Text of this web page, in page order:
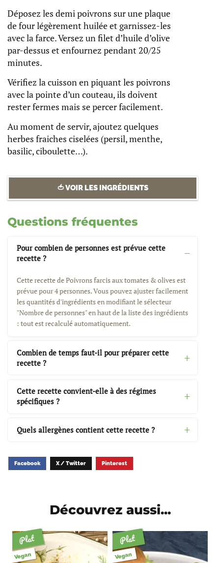
Déposez les demi poivrons sur une plaque
de four légèrement huilée et garnissez-les
avec la farce. Versez un filet d’huile d’olive
par-dessus et enfournez pendant 20/25
minutes.
Vérifiez la cuisson en piquant les poivrons
avec la pointe d’un couteau, ils doivent
rester fermes mais se percer facilement.
Au moment de servir, ajoutez quelques
herbes fraiches ciselées (persil, menthe,
basilic, ciboulette…).
🍅 VOIR LES INGRÉDIENTS
Questions fréquentes
Pour combien de personnes est prévue cette
recette ?
Cette recette de Poivrons farcis aux tomates & olives est
prévue pour 4 personnes. Vous pouvez ajuster facilement
les quantités d'ingrédients en modifiant le sélecteur
"Nombre de personnes" en haut de la liste des ingrédients
: tout est recalculé automatiquement.
Combien de temps faut-il pour préparer cette
recette ?
Cette recette convient-elle à des régimes
spécifiques ?
Quels allergènes contient cette recette ?
Facebook X / Twitter Pinterest
Découvrez aussi...
Plat
Vegan
Plat
Vegan